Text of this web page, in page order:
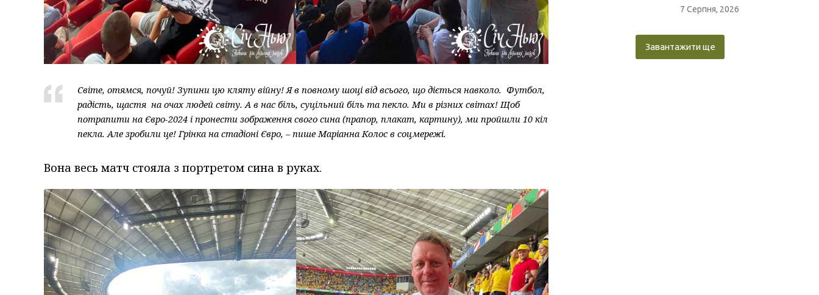
Світе, отямся, почуй! Зупини цю кляту війну! Я в повному шоці від всього, що діється навколо. Футбол,
радість, щастя на очах людей світу. А в нас біль, суцільний біль та пекло. Ми в різних світах! Щоб
потрапити на Євро-2024 і пронести зображення свого сина (прапор, плакат, картину), ми пройшли 10 кіл
пекла. Але зробили це! Грінка на стадіоні Євро, – пише Маріанна Колос в соцмережі.
Вона весь матч стояла з портретом сина в руках.
7 Серпня, 2026
Завантажити ще